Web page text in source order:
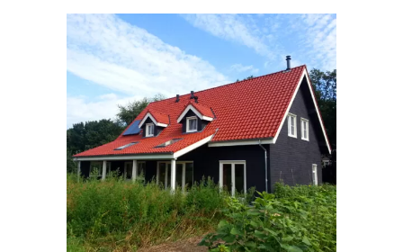
Las
opciones
se
pueden
elegir
la
página
de
producto